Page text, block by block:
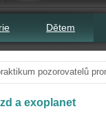
Dětem
pozorovatelů
a exoplanet